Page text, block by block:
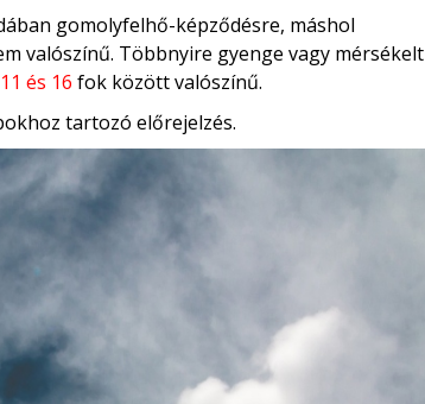
gomolyfelhő-képződésre, máshol
valószínű. Többnyire gyenge vagy mérsékelt
11 és 16 fok között valószínű.
tartozó előrejelzés.